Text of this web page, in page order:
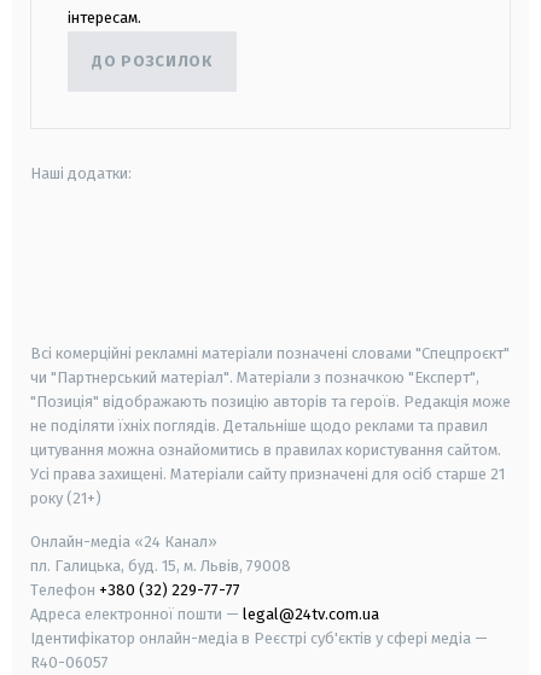
інтересам.
ДО РОЗСИЛОК
Наші додатки:
Всі комерційні рекламні матеріали позначені словами "Спецпроєкт"
чи "Партнерський матеріал". Матеріали з позначкою "Експерт",
"Позиція" відображають позицію авторів та героїв. Редакція може
не поділяти їхніх поглядів. Детальніше щодо реклами та правил
цитування можна ознайомитись в правилах користування сайтом.
Усі права захищені. Матеріали сайту призначені для осіб старше 21
року (21+)
Онлайн-медіа «24 Канал»
пл. Галицька, буд. 15, м. Львів, 79008
Телефон +380 (32) 229-77-77
Адреса електронної пошти — legal@24tv.com.ua
Ідентифікатор онлайн-медіа в Реєстрі суб'єктів у сфері медіа —
R40-06057